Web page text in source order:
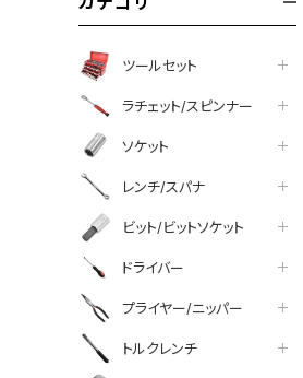
ツールセット
ラチェット/スピンナー
ソケット
レンチ/スパナ
ビット/ビットソケット
ドライバー
プライヤー/ニッパー
トルクレンチ